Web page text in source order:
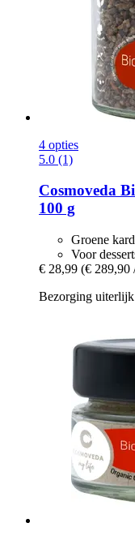
4 opties
5.0 (1)
Cosmoveda
100 g
Groene
Voor
€ 28,99 (€ 289,90
Bezorging